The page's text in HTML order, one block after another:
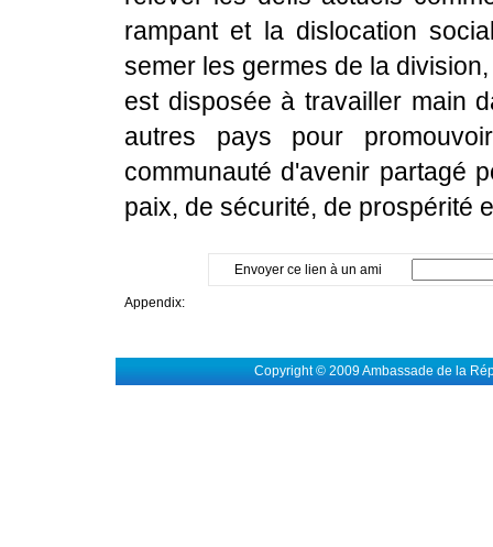
rampant et la dislocation
semer les germes de la
est disposée à travailler main
autres pays pour
communauté d'avenir partagé
paix, de sécurité, de prospérité
Envoyer ce lien à un ami
Appendix:
Copyright © 2009 Ambassade de la